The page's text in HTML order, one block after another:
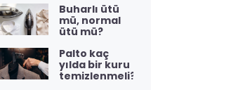
Buharlı ütü
mü, normal
ütü mü?
Palto kaç
yılda bir kuru
temizlenmeli?